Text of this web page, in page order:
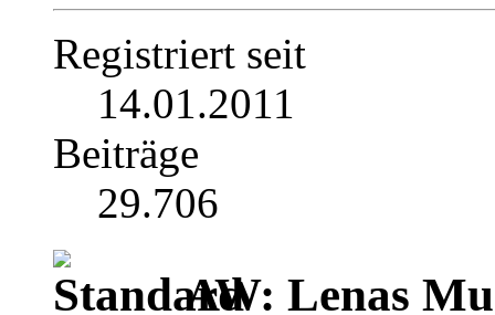
Registriert seit
14.01.2011
Beiträge
29.706
AW: Lenas